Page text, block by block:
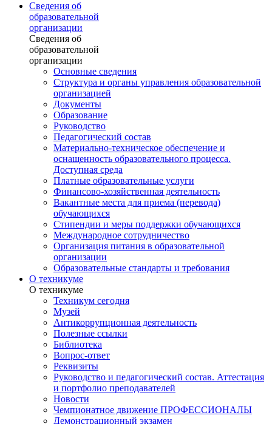
Сведения об
образовательной
организации
Сведения об
образовательной
организации
Основные сведения
Структура и органы управления образовательной
организацией
Документы
Образование
Руководство
Педагогический состав
Материально-техническое обеспечение и
оснащенность образовательного процесса.
Доступная среда
Платные образовательные услуги
Финансово-хозяйственная деятельность
Вакантные места для приема (перевода)
обучающихся
Стипендии и меры поддержки обучающихся
Международное сотрудничество
Организация питания в образовательной
организации
Образовательные стандарты и требования
О техникуме
О техникуме
Техникум сегодня
Музей
Антикоррупционная деятельность
Полезные ссылки
Библиотека
Вопрос-ответ
Реквизиты
Руководство и педагогический состав. Аттестация
и портфолио преподавателей
Новости
Чемпионатное движение ПРОФЕССИОНАЛЫ
Демонстрационный экзамен